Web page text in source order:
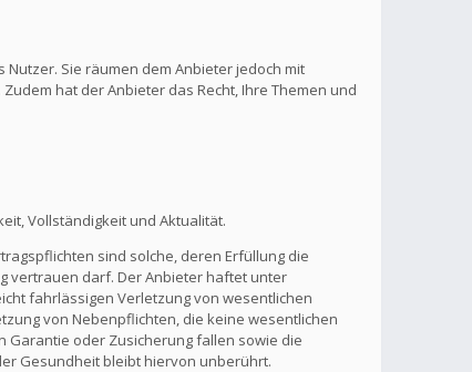
Sie räumen dem Anbieter jedoch mit
hat der Anbieter das Recht, Ihre Themen und
Vollständigkeit und Aktualität.
sind solche, deren Erfüllung die
vertrauen darf. Der Anbieter haftet unter
fahrlässigen Verletzung von wesentlichen
von Nebenpflichten, die keine wesentlichen
Garantie oder Zusicherung fallen sowie die
Gesundheit bleibt hiervon unberührt.